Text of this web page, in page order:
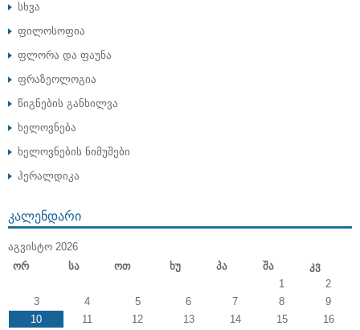
სხვა
ფილოსოფია
ფლორა და ფაუნა
ფრაზეოლოგია
წიგნების განხილვა
ხელოვნება
ხელოვნების ნიმუშები
ჰერალდიკა
ᲙᲐᲚᲔᲜᲓᲐᲠᲘ
ᲐᲒᲕᲘᲡᲢᲝ 2026
Ორ
Სა Ოთ Ხუ Პა Შა Კვ
1
2
3
4 5 6 7 8
9
10
11 12 13 14 15
16